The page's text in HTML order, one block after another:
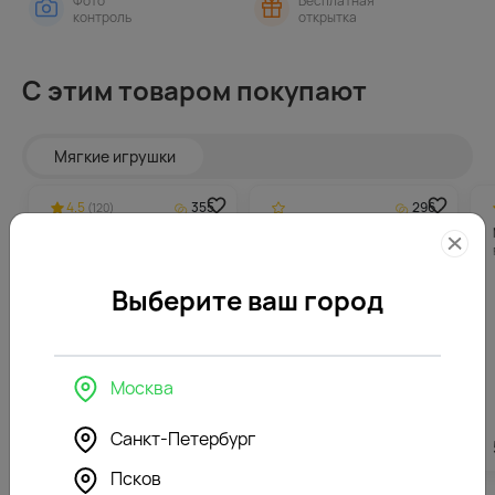
контроль
открытка
С этим товаром покупают
Мягкие игрушки
4.5 (120)
355
7082₽
296
Выберите ваш город
Москва
Санкт-Петербург
Псков